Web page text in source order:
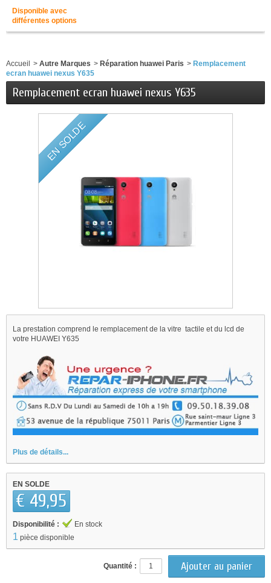
Disponible avec
différentes options
Accueil > Autre Marques > Réparation huawei Paris > Remplacement
ecran huawei nexus Y635
Remplacement ecran huawei nexus Y635
EN SOLDE
La prestation comprend le remplacement de la vitre tactile et du lcd de
votre HUAWEI Y635
Plus de détails...
EN SOLDE
€ 49,95
Disponibilité : En stock
1 pièce disponible
Quantité :